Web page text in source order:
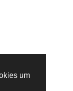
um